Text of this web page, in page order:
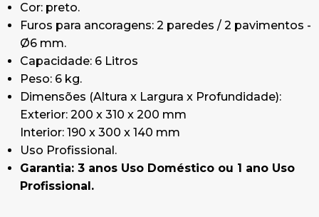
Cor: preto.
Furos para ancoragens: 2 paredes / 2 pavimentos -
Ø6 mm.
Capacidade: 6 Litros
Peso: 6 kg.
Dimensões (Altura x Largura x Profundidade):
Exterior: 200 x 310 x 200 mm
Interior: 190 x 300 x 140 mm
Uso Profissional.
Garantia: 3 anos Uso Doméstico ou 1 ano Uso
Profissional.